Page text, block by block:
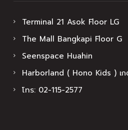
Terminal 21 Asok Floor LG
The Mall Bangkapi Floor G
Seenspace Huahin
Harborland ( Hono Kids ) เก
โทร: 02-115-2577